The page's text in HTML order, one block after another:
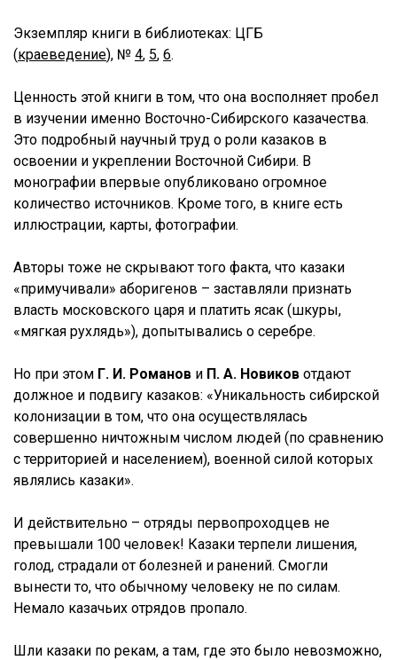
Экземпляр книги в библиотеках: ЦГБ
(краеведение), № 4, 5, 6.
Ценность этой книги в том, что она восполняет пробел
в изучении именно Восточно-Сибирского казачества.
Это подробный научный труд о роли казаков в
освоении и укреплении Восточной Сибири. В
монографии впервые опубликовано огромное
количество источников. Кроме того, в книге есть
иллюстрации, карты, фотографии.
Авторы тоже не скрывают того факта, что казаки
«примучивали» аборигенов – заставляли признать
власть московского царя и платить ясак (шкуры,
«мягкая рухлядь»), допытывались о серебре.
Но при этом Г. И. Романов и П. А. Новиков отдают
должное и подвигу казаков: «Уникальность сибирской
колонизации в том, что она осуществлялась
совершенно ничтожным числом людей (по сравнению
с территорией и населением), военной силой которых
являлись казаки».
И действительно – отряды первопроходцев не
превышали 100 человек! Казаки терпели лишения,
голод, страдали от болезней и ранений. Смогли
вынести то, что обычному человеку не по силам.
Немало казачьих отрядов пропало.
Шли казаки по рекам, а там, где это было невозможно,